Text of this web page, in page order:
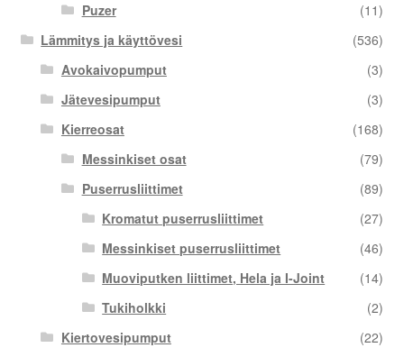
Puzer
(11)
Lämmitys ja käyttövesi
(536)
Avokaivopumput
(3)
Jätevesipumput
(3)
Kierreosat
(168)
Messinkiset osat
(79)
Puserrusliittimet
(89)
Kromatut puserrusliittimet
(27)
Messinkiset puserrusliittimet
(46)
Muoviputken liittimet, Hela ja I-Joint
(14)
Tukiholkki
(2)
Kiertovesipumput
(22)